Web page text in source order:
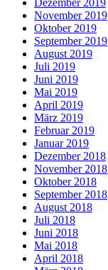
Dezember 2019
November 2019
Oktober 2019
September 2019
August 2019
Juli 2019
Juni 2019
Mai 2019
April 2019
März 2019
Februar 2019
Januar 2019
Dezember 2018
November 2018
Oktober 2018
September 2018
August 2018
Juli 2018
Juni 2018
Mai 2018
April 2018